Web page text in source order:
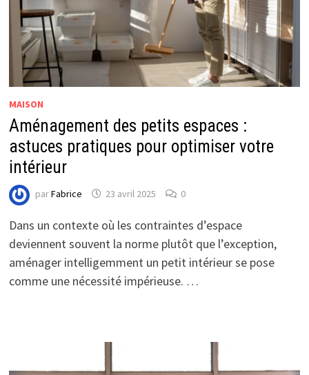
MAISON
Aménagement des petits espaces :
astuces pratiques pour optimiser votre
intérieur
parFabrice 23 avril 2025 0
Dans un contexte où les contraintes d’espace
deviennent souvent la norme plutôt que l’exception,
aménager intelligemment un petit intérieur se pose
comme une nécessité impérieuse. …